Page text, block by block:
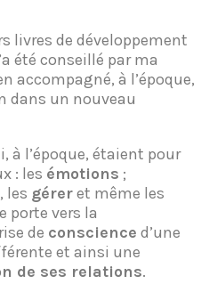
livres de développement
été conseillé par ma
accompagné, à l’époque,
dans un nouveau
à l’époque, étaient pour
: les émotions ;
, les géreret même les
porte vers la
de conscience d’une
et ainsi une
de ses relations.